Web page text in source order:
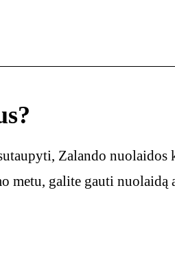
Zalando
galite gauti nuolaidą